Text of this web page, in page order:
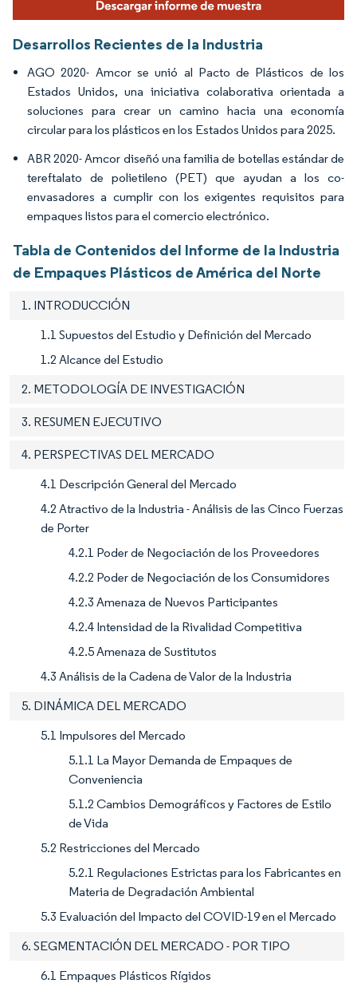
Desarrollos Recientes de la Industria
AGO 2020- Amcor se unió al Pacto de Plásticos de los
Estados Unidos, una iniciativa colaborativa orientada a
soluciones para crear un camino hacia una economía
circular para los plásticos en los Estados Unidos para 2025.
ABR 2020-Amcor diseñó una familia de botellas estándar de
tereftalato de polietileno (PET) que ayudan a los co-
envasadores a cumplir con los exigentes requisitos para
empaques listos para el comercio electrónico.
Tabla de Contenidos del Informe de la Industria
de Empaques Plásticos de América del Norte
1. INTRODUCCIÓN
1.1 Supuestos del Estudio y Definición del Mercado
1.2 Alcance del Estudio
2. METODOLOGÍA DE INVESTIGACIÓN
3. RESUMEN EJECUTIVO
4. PERSPECTIVAS DEL MERCADO
4.1 Descripción General del Mercado
4.2 Atractivo de la Industria - Análisis de las Cinco Fuerzas
de Porter
4.2.1 Poder de Negociación de los Proveedores
4.2.2 Poder de Negociación de los Consumidores
4.2.3 Amenaza de Nuevos Participantes
4.2.4 Intensidad de la Rivalidad Competitiva
4.2.5 Amenaza de Sustitutos
4.3 Análisis de la Cadena de Valor de la Industria
5. DINÁMICA DEL MERCADO
5.1 Impulsores del Mercado
5.1.1 La Mayor Demanda de Empaques de
Conveniencia
5.1.2 Cambios Demográficos y Factores de Estilo
de Vida
5.2 Restricciones del Mercado
5.2.1 Regulaciones Estrictas para los Fabricantes en
Materia de Degradación Ambiental
5.3 Evaluación del Impacto del COVID-19 en el Mercado
6. SEGMENTACIÓN DEL MERCADO - POR TIPO
6.1 Empaques Plásticos Rígidos